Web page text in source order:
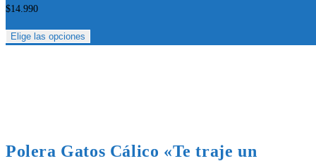
$14.990
Elige las opciones
Polera Gatos Cálico «Te traje un